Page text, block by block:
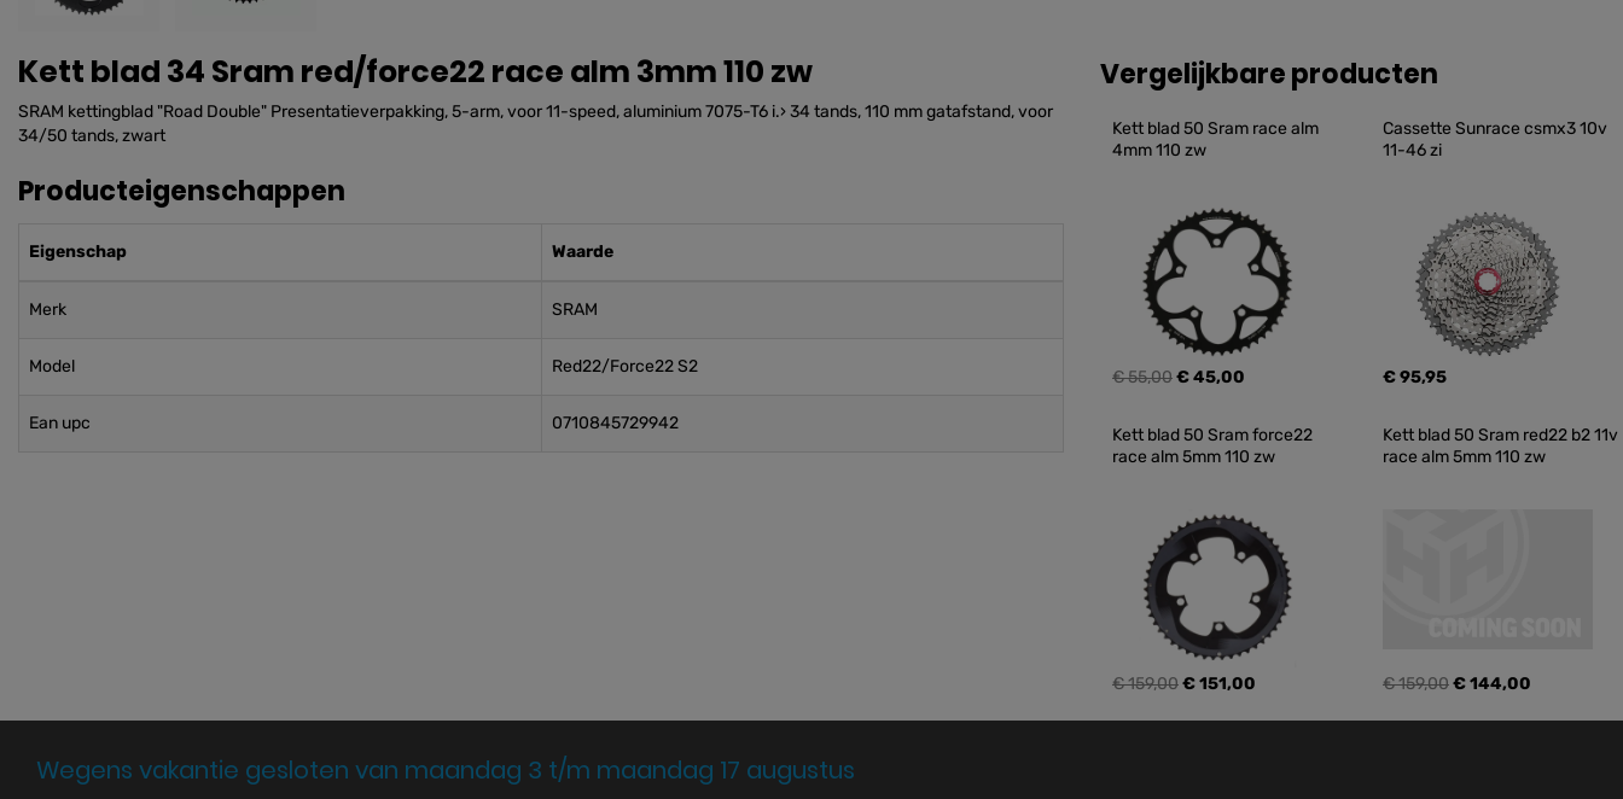
Kett blad 34 Sram red/force22 race alm 3mm 110 zw
SRAM kettingblad "Road Double" Presentatieverpakking, 5-arm, voor 11-speed, aluminium 7075-T6 i.› 34 tands, 110 mm gatafstand, voor
34/50 tands, zwart
Producteigenschappen
Eigenschap Waarde
Merk SRAM
Model Red22/Force22 S2
Ean upc 0710845729942
Vergelijkbare producten
Kett blad 50 Sram race alm
4mm 110 zw
€ 55,00€ 45,00
Cassette Sunrace csmx3 10v
11-46 zi
€ 95,95
Kett blad 50 Sram force22
race alm 5mm 110 zw
€ 159,00€ 151,00
Kett blad 50 Sram red22 b2 11v
race alm 5mm 110 zw
€ 159,00€ 144,00
Wegens vakantie gesloten van maandag 3 t/m maandag 17 augustus